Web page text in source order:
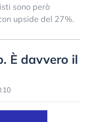
sono però
upside del 27%.
È davvero il